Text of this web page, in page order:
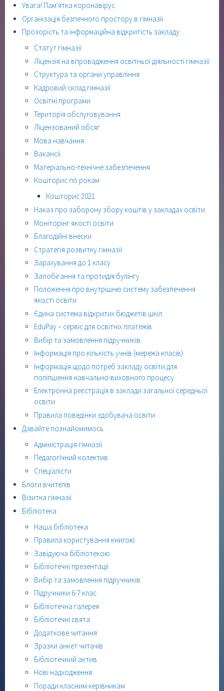
Увага! Пам'ятка коронавірус.
Організація безпечного простору в гімназії
Прозорість та інформаційна відкритість закладу
Статут гімназії
Ліцензія на впровадження освітньої діяльності гімназії
Структура та органи управління
Кадровий склад гімназії
Освітні програми
Територія обслуговування
Ліцензований обсяг
Мова навчання
Вакансії
Матеріально-технічне забезпечення
Кошторис по рокам
Кошторис 2021
Наказ про заборону збору коштів у закладах освіти
Моніторінг якості освіти
Благодійні внески
Стратегія розвитку гімназії
Зарахування до 1 класу
Запобігання та протидія булінгу
Положення про внутрішню систему забезпечення
якості освіти
Єдина система відкритих бюджетів шкіл
EduPay – сервіс для освітніх платежів
Вибір та замовлення підручників
Інформація про кількість учнів (мережа класів)
Інформація щодо потреб закладу освіти для
поліпшення навчально-виховного процесу
Електронна реєстрація в заклади загальної середньої
освіти
Правила поведінки здобувача освіти
Давайте познайомимось
Адміністрація гімназії
Педагогічний колектив
Спеціалісти
Блоги вчителів
Візитка гімназії
Бібліотека
Наша бібліотека
Правила користування книгою
Завідуюча бібліотекою
Бібліотечні презентації
Вибір та замовлення підручників
Підручники 6-7 клас
Бібліотечна галерея
Бібліотечні свята
Додаткове читання
Зразки анкет читачів
Бібліотечний актив
Нові надходження
Поради класним керівникам